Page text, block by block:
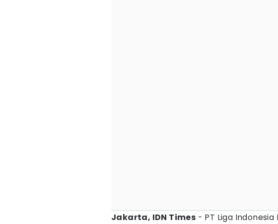
Jakarta, IDN Times - PT Liga